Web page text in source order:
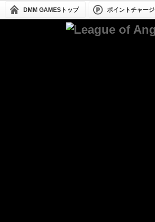
DMM GAMESトップ ポイントチャージ